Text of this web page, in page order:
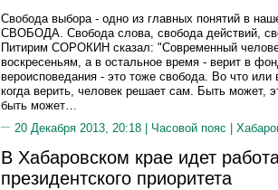
Свобода выбора - одно из главных понятий в
СВОБОДА. Свобода слова, свобода действий,
Питирим СОРОКИН сказал: "Современный
воскресеньям, а в остальное время - верит в
вероисповедания - это тоже свобода. Во что или
когда верить, человек решает сам. Быть может,
быть может…
20 Декабря 2013, 20:18 | Часовой пояс |
В Хабаровском крае идет
президентского приоритета